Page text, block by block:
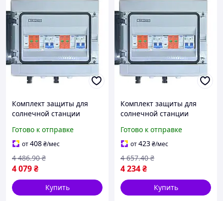
Комплект защиты для
солнечной станции
2 MPPT контроллера
(ручная сборка)
Готово к отправке
от408₴/мес
4 079₴
4 486.90 ₴
Купить
Комплект защиты для
солнечной станции
2 MPPT контроллера
(ручная сборка)
Готово к отправке
от423₴/мес
4 234₴
4 657.40 ₴
Купить